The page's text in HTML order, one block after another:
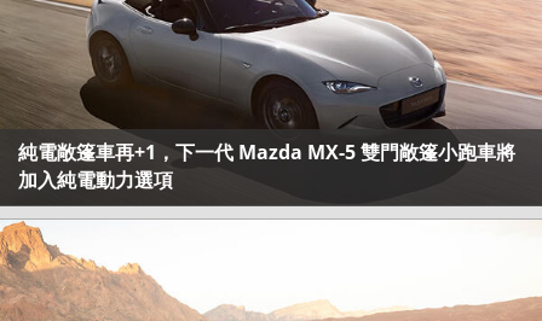
純電敞篷車再+1，下一代 Mazda MX-5 雙門敞篷小跑車將
加入純電動力選項